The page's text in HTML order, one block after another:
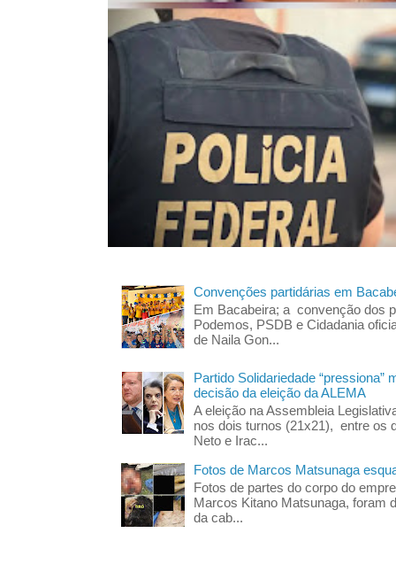
Convenções partidárias em
Em Bacabeira; a convenção dos
Podemos, PSDB e Cidadania
de Naila Gon...
Partido Solidariedade “pressiona”
decisão da eleição da ALEMA
A eleição na Assembleia
nos dois turnos (21x21), entre os
Neto e Irac...
Fotos de Marcos Matsunaga
Fotos de partes do corpo do
Marcos Kitano Matsunaga, foram
da cab...